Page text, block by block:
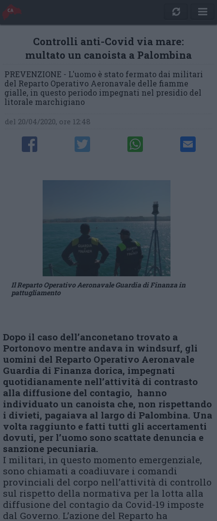
Controlli anti-Covid via mare:
multato un canoista a Palombina
PREVENZIONE - L'uomo è stato fermato dai militari
del Reparto Operativo Aeronavale delle fiamme
gialle, in questo periodo impegnati nel presidio del
litorale marchigiano
del 20/04/2020, ore 12:48
Il Reparto Operativo Aeronavale Guardia di Finanza in
pattugliamento
Dopo il caso dell’anconetano trovato a
Portonovo mentre andava in windsurf, gli
uomini del Reparto Operativo Aeronavale
Guardia di Finanza dorica, impegnati
quotidianamente nell’attività di contrasto
alla diffusione del contagio, hanno
individuato un canoista che, non rispettando
i divieti, pagaiava al largo di Palombina. Una
volta raggiunto e fatti tutti gli accertamenti
dovuti, per l’uomo sono scattate denuncia e
sanzione pecuniaria.
I militari, in questo momento emergenziale,
sono chiamati a coadiuvare i comandi
provinciali del corpo nell’attività di controllo
sul rispetto della normativa per la lotta alla
diffusione del contagio da Covid-19 imposte
dal Governo. L’azione del Reparto ha